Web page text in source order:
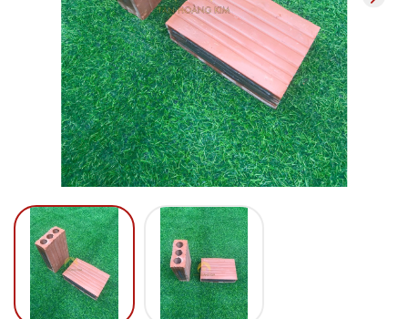
Mã giảm giá:
Ngày hết hạn:
Điều kiện: